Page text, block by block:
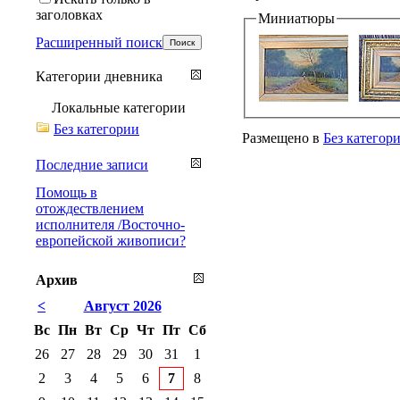
Миниатюры
Размещено в Без
заголовках
Расширенный поиск
Категории дневника
Локальные категории
Без категории
Последние записи
Помощь в
отождествлением
исполнителя /Восточно-
европейской живописи?
Архив
<
Август 2026
Вс Пн Вт Ср Чт Пт Сб
26
27 28 29 30 31
1
2
3 4 5 6 7
8